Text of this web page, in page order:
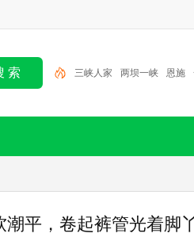
三峡人家 两坝一峡 恩施
平，卷起裤管光着脚